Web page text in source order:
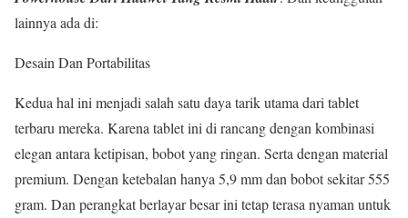
lainnya ada di:
Desain Dan Portabilitas
Kedua hal ini menjadi salah satu daya tarik utama dari tablet
terbaru mereka. Karena tablet ini di rancang dengan kombinasi
elegan antara ketipisan, bobot yang ringan. Serta dengan material
premium. Dengan ketebalan hanya 5,9 mm dan bobot sekitar 555
gram. Dan perangkat berlayar besar ini tetap terasa nyaman untuk